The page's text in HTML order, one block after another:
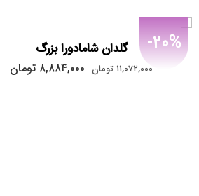
-20% گلدان شامادورا بزرگ
۱۱,۰۷۲,۰۰۰ تومان ۸,۸۸۴,۰۰۰ تومان